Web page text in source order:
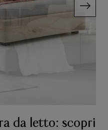
da letto: scopri